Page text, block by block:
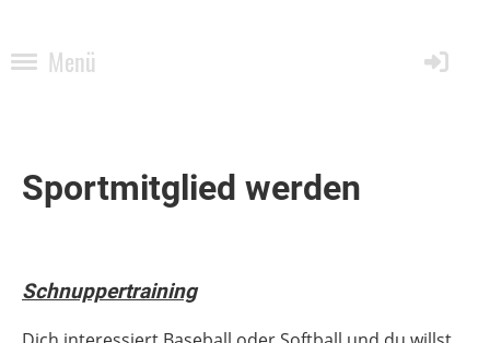
Menü
Sportmitglied werden
Schnuppertraining